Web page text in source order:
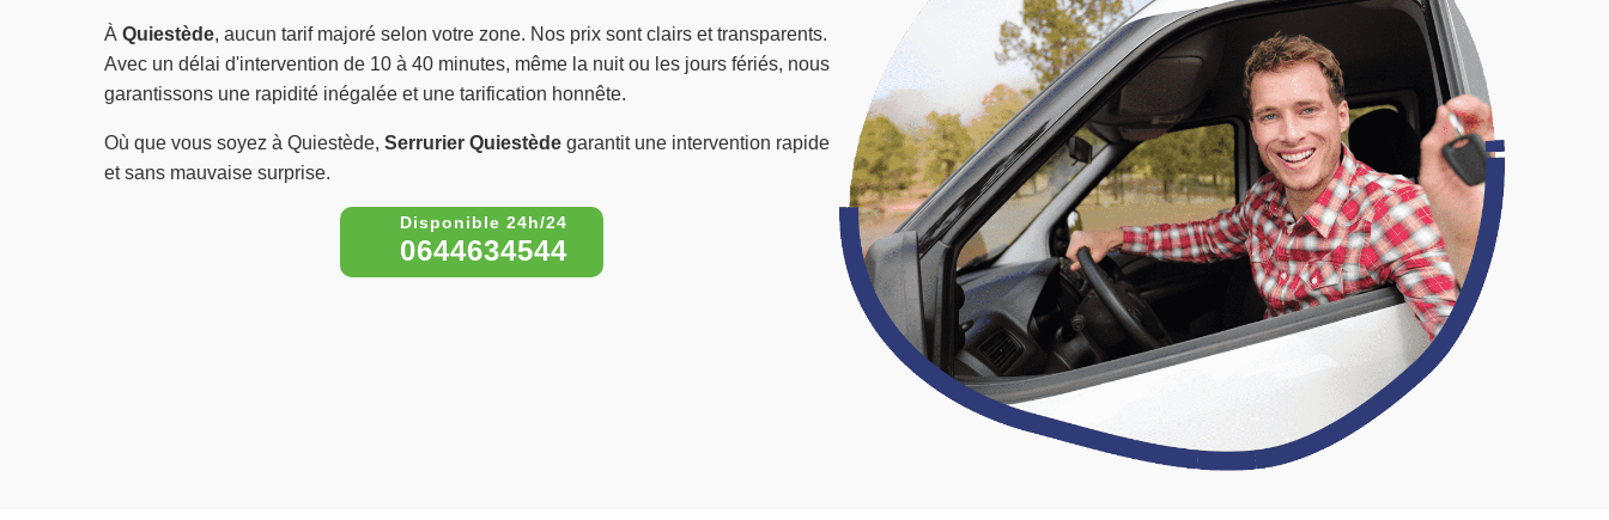
À Quiestède, aucun tarif majoré selon votre zone. Nos prix sont clairs et transparents.
Avec un délai d'intervention de 10 à 40 minutes, même la nuit ou les jours fériés, nous
garantissons une rapidité inégalée et une tarification honnête.
Où que vous soyez à Quiestède, Serrurier Quiestède garantit une intervention rapide
et sans mauvaise surprise.
0644634544